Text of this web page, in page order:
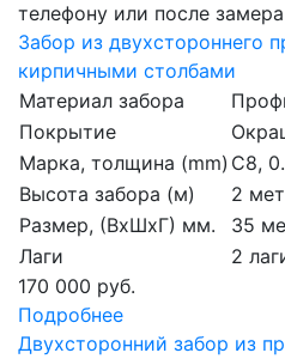
телефону или после замера
Забор из двухстороннего
кирпичными столбами
Материал забора
Покрытие
Марка, толщина (mm) С8,
Высота забора (м)
2
Размер, (ВхШхГ) мм.
35
Лаги
2
170 000 руб.
Подробнее
Двухсторонний забор из